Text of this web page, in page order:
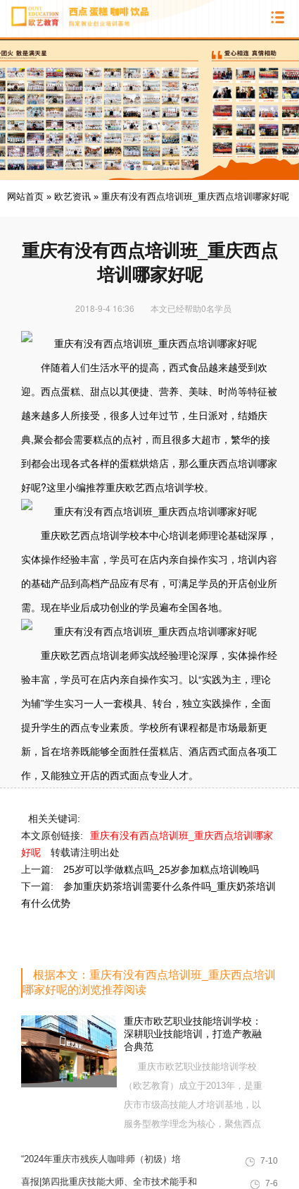
网站首页 » 欧艺资讯 » 重庆有没有西点培训班_重庆西点培训哪家好呢
重庆有没有西点培训班_重庆西点
培训哪家好呢
2018-9-4 16:36 本文已经帮助0名学员
伴随着人们生活水平的提高，西式食品越来越受到欢
迎。西点蛋糕、甜点以其便捷、营养、美味、时尚等特征被
越来越多人所接受，很多人过年过节，生日派对，结婚庆
典,聚会都会需要糕点的点衬，而且很多大超市，繁华的接
到都会出现各式各样的蛋糕烘焙店，那么重庆西点培训哪家
好呢?这里小编推荐重庆欧艺西点培训学校。
重庆欧艺西点培训学校本中心培训老师理论基础深厚，
实体操作经验丰富，学员可在店内亲自操作实习，培训内容
的基础产品到高档产品应有尽有，可满足学员的开店创业所
需。现在毕业后成功创业的学员遍布全国各地。
重庆欧艺西点培训老师实战经验理论深厚，实体操作经
验丰富，学员可在店内亲自操作实习。以“实践为主，理论
为辅”学生实习一人一套模具、转台，独立实践操作，全面
提升学生的西点专业素质。学校所有课程都是市场最新更
新，旨在培养既能够全面胜任蛋糕店、酒店西式面点各项工
作，又能独立开店的西式面点专业人才。
相关关键词:
本文原创链接:
重庆有没有西点培训班_重庆西点培训哪家
好呢
转载请注明出处
上一篇:
25岁可以学做糕点吗_25岁参加糕点培训晚吗
下一篇:
参加重庆奶茶培训需要什么条件吗_重庆奶茶培训
有什么优势
根据本文：重庆有没有西点培训班_重庆西点培训
哪家好呢的浏览推荐阅读
重庆市欧艺职业技能培训学校：
深耕职业技能培训，打造产教融
合典范
重庆市欧艺职业技能培训学校
（欧艺教育）成立于2013年，是重
庆市市级高技能人才培训基地，以
服务型教学理念为核心，聚焦西点
十余载，致力于培养兼具社会责任
感与创新思维的复合型行业高技能
“2024年重庆市残疾人咖啡师（初级）培
训”职业技能提升计划活动
7-10
喜报|第四批重庆技能大师、全市技术能手和
7-6